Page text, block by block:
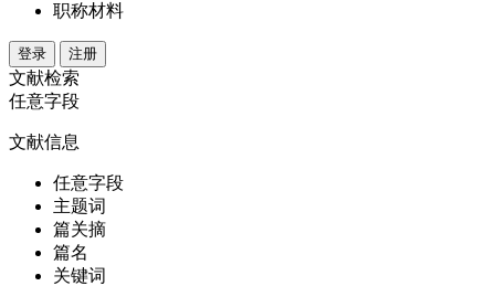
职称材料
登录 注册
文献检索
任意字段
文献信息
任意字段
主题词
篇关摘
篇名
关键词